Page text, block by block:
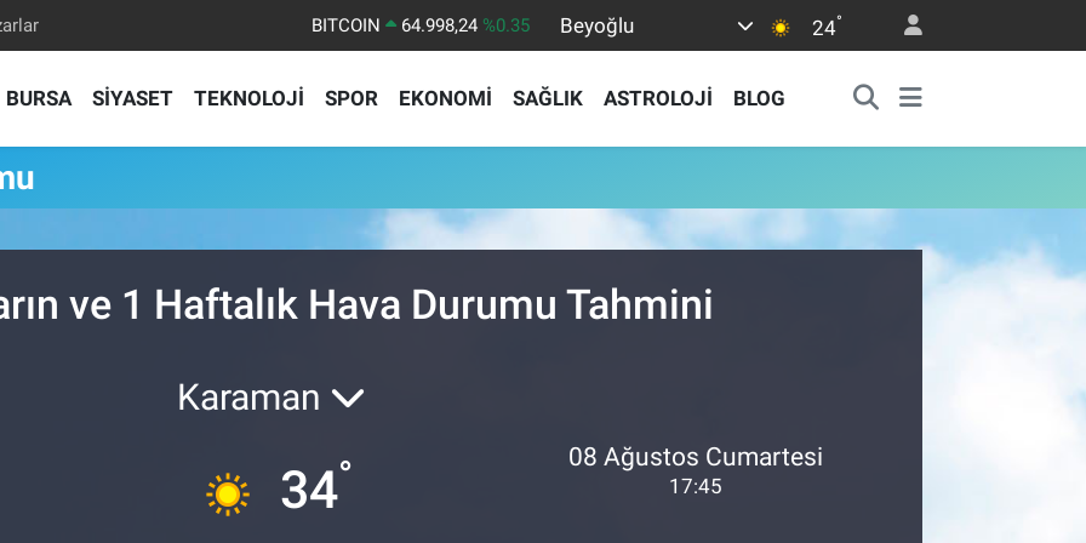
BITCOIN 64.998,24 %0.35
EURO
55,2510 %0.32
Beyoğlu 24°
BURSA SİYASET TEKNOLOJİ SPOR EKONOMİ SAĞLIK ASTROLOJİ BLOG
ve 1 Haftalık Hava Durumu Tahmini
Karaman
34° 08 Ağustos Cumartesi
17:45